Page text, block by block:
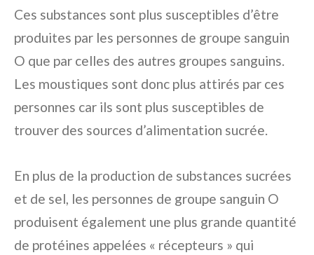
Ces substances sont plus susceptibles d’être
produites par les personnes de groupe sanguin
O que par celles des autres groupes sanguins.
Les moustiques sont donc plus attirés par ces
personnes car ils sont plus susceptibles de
trouver des sources d’alimentation sucrée.
En plus de la production de substances sucrées
et de sel, les personnes de groupe sanguin O
produisent également une plus grande quantité
de protéines appelées « récepteurs » qui